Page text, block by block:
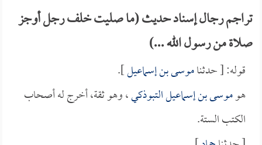
تراجم رجال إسناد حديث (ما صليت خلف رجل أوجز
صلاة من رسول الله ...)
قوله: [ حدثناموسى بن إسماعيل].
هوموسى بن إسماعيل التبوذكي، وهو ثقة، أخرج له أصحاب
الكتب الستة.